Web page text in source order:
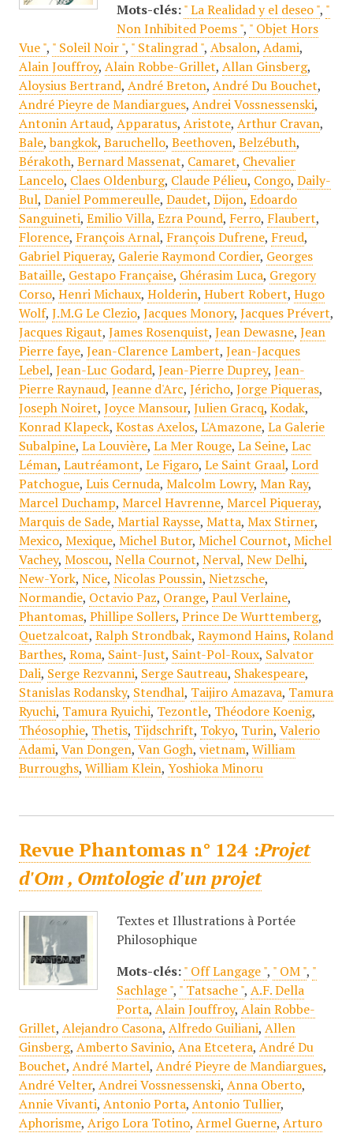
Mots-clés: " La Realidad y el deseo ", "
Non Inhibited Poems ", " Objet Hors
Vue ", " Soleil Noir ", " Stalingrad ", Absalon, Adami,
Alain Jouffroy, Alain Robbe-Grillet, Allan Ginsberg,
Aloysius Bertrand, André Breton, André Du Bouchet,
André Pieyre de Mandiargues, Andrei Vossnessenski,
Antonin Artaud, Apparatus, Aristote, Arthur Cravan,
Bale,bangkok, Baruchello, Beethoven, Belzébuth,
Bérakoth, Bernard Massenat, Camaret, Chevalier
Lancelo, Claes Oldenburg, Claude Pélieu, Congo, Daily-
Bul, Daniel Pommereulle, Daudet, Dijon, Edoardo
Sanguineti, Emilio Villa, Ezra Pound, Ferro, Flaubert,
Florence, François Arnal, François Dufrene, Freud,
Gabriel Piqueray, Galerie Raymond Cordier, Georges
Bataille, Gestapo Française, Ghérasim Luca, Gregory
Corso, Henri Michaux, Holderin, Hubert Robert, Hugo
Wolf, J.M.G Le Clezio, Jacques Monory, Jacques Prévert,
Jacques Rigaut, James Rosenquist, Jean Dewasne, Jean
Pierre faye, Jean-Clarence Lambert, Jean-Jacques
Lebel, Jean-Luc Godard, Jean-Pierre Duprey, Jean-
Pierre Raynaud, Jeanne d'Arc, Jéricho, Jorge Piqueras,
Joseph Noiret, Joyce Mansour, Julien Gracq, Kodak,
Konrad Klapeck, Kostas Axelos, L'Amazone, La Galerie
Subalpine, La Louvière, La Mer Rouge, La Seine, Lac
Léman, Lautréamont, Le Figaro, Le Saint Graal, Lord
Patchogue, Luis Cernuda, Malcolm Lowry, Man Ray,
Marcel Duchamp, Marcel Havrenne, Marcel Piqueray,
Marquis de Sade, Martial Raysse, Matta, Max Stirner,
Mexico, Mexique, Michel Butor, Michel Cournot, Michel
Vachey, Moscou, Nella Cournot, Nerval, New Delhi,
New-York, Nice, Nicolas Poussin, Nietzsche,
Normandie, Octavio Paz, Orange, Paul Verlaine,
Phantomas, Phillipe Sollers, Prince De Wurttemberg,
Quetzalcoat, Ralph Strondbak, Raymond Hains, Roland
Barthes, Roma, Saint-Just, Saint-Pol-Roux, Salvator
Dali, Serge Rezvanni, Serge Sautreau, Shakespeare,
Stanislas Rodansky, Stendhal, Taijiro Amazava, Tamura
Ryuchi, Tamura Ryuichi, Tezontle, Théodore Koenig,
Théosophie, Thetis, Tijdschrift, Tokyo, Turin, Valerio
Adami, Van Dongen, Van Gogh, vietnam, William
Burroughs, William Klein, Yoshioka Minoru
Revue Phantomas n° 124 :Projet
d'Om , Omtologie d'un projet
Textes et Illustrations à Portée
Philosophique
Mots-clés: " Off Langage ", " OM ", "
Sachlage ", " Tatsache ", A.F. Della
Porta, Alain Jouffroy, Alain Robbe-
Grillet, Alejandro Casona, Alfredo Guiliani, Allen
Ginsberg, Amberto Savinio, Ana Etcetera, André Du
Bouchet, André Martel, André Pieyre de Mandiargues,
André Velter, Andrei Vossnessenski, Anna Oberto,
Annie Vivanti, Antonio Porta, Antonio Tullier,
Aphorisme, Arigo Lora Totino, Armel Guerne, Arturo